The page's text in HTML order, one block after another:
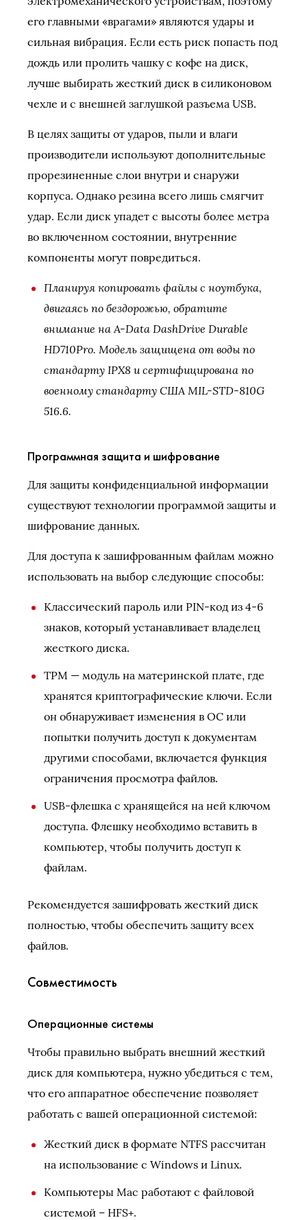
его главными «врагами» являются удары и
сильная вибрация. Если есть риск попасть под
дождь или пролить чашку с кофе на диск,
лучше выбирать жесткий диск в силиконовом
чехле и с внешней заглушкой разъема USB.
В целях защиты от ударов, пыли и влаги
производители используют дополнительные
прорезиненные слои внутри и снаружи
корпуса. Однако резина всего лишь смягчит
удар. Если диск упадет с высоты более метра
во включенном состоянии, внутренние
компоненты могут повредиться.
Планируя копировать файлы с ноутбука,
двигаясь по бездорожью, обратите
внимание на A-Data DashDrive Durable
HD710Pro. Модель защищена от воды по
стандарту IPX8 и сертифицирована по
военному стандарту США MIL-STD-810G
516.6.
Программная защита и шифрование
Для защиты конфиденциальной информации
существуют технологии программой защиты и
шифрование данных.
Для доступа к зашифрованным файлам можно
использовать на выбор следующие способы:
Классический пароль или PIN-код из 4-6
знаков, который устанавливает владелец
жесткого диска.
TPM — модуль на материнской плате, где
хранятся криптографические ключи. Если
он обнаруживает изменения в ОС или
попытки получить доступ к документам
другими способами, включается функция
ограничения просмотра файлов.
USB-флешка с хранящейся на ней ключом
доступа. Флешку необходимо вставить в
компьютер, чтобы получить доступ к
файлам.
Рекомендуется зашифровать жесткий диск
полностью, чтобы обеспечить защиту всех
файлов.
Совместимость
Операционные системы
Чтобы правильно выбрать внешний жесткий
диск для компьютера, нужно убедиться с тем,
что его аппаратное обеспечение позволяет
работать с вашей операционной системой:
Жесткий диск в формате NTFS рассчитан
на использование с Windows и Linux.
Компьютеры Mac работают с файловой
системой – HFS+.